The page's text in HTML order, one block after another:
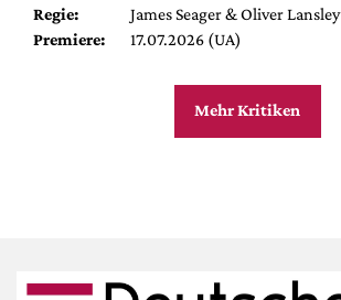
Regie:
James Seager & Oliver Lansley
Premiere:
17.07.2026 (UA)
Mehr Kritiken